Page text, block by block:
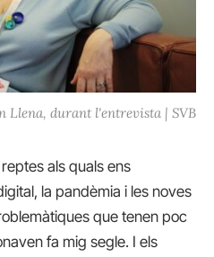
Llena, durant l'entrevista | SVB
als quals ens
la pandèmia i les noves
que tenen poc
fa mig segle. I els